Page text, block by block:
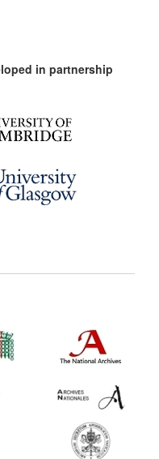
in partnership